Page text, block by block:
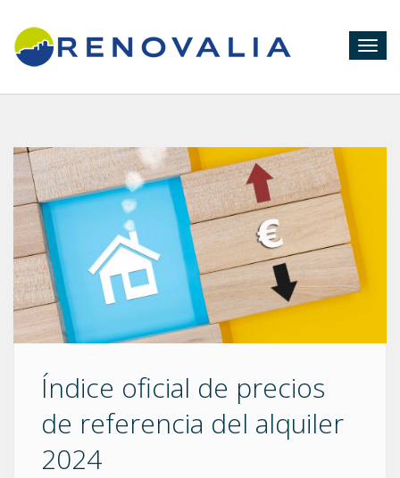
Índice oficial de precios
de referencia del alquiler
2024